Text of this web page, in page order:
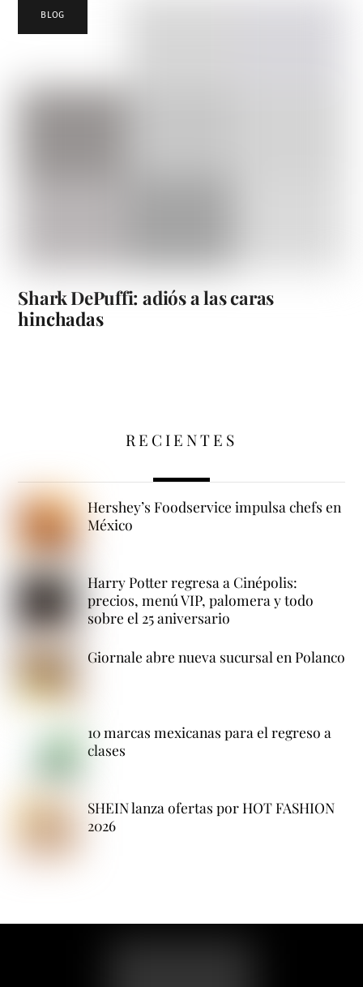
BLOG
Shark DePuffi: adiós a las caras
hinchadas
RECIENTES
Hershey’s Foodservice impulsa chefs en
México
Harry Potter regresa a Cinépolis:
precios, menú VIP, palomera y todo
sobre el 25 aniversario
Giornale abre nueva sucursal en Polanco
10 marcas mexicanas para el regreso a
clases
SHEIN lanza ofertas por HOT FASHION
2026